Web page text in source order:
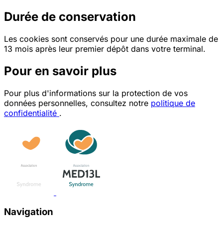
Durée de conservation
Les cookies sont conservés pour une durée maximale de
13 mois après leur premier dépôt dans votre terminal.
Pour en savoir plus
Pour plus d'informations sur la protection de vos
données personnelles, consultez notre politique de
confidentialité .
Navigation